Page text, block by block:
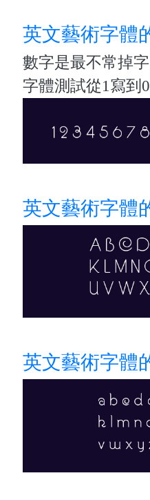
英文藝術字體
數字是最不常掉
字體測試從1寫到
英文藝術字體
英文藝術字體